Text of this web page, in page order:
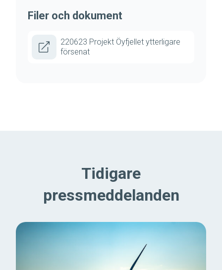
Filer och dokument
220623 Projekt Öyfjellet ytterligare
försenat
Tidigare
pressmeddelanden